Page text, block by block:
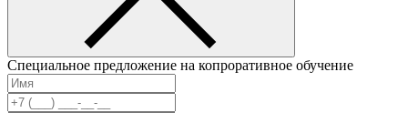
Специальное предложение на копроративное обучение